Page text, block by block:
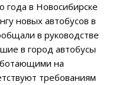
года в Новосибирске
новых автобусов в
в руководстве
в город автобусы
на
требованиям